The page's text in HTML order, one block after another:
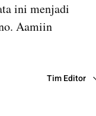
ini menjadi
Aamiin
Tim Editor